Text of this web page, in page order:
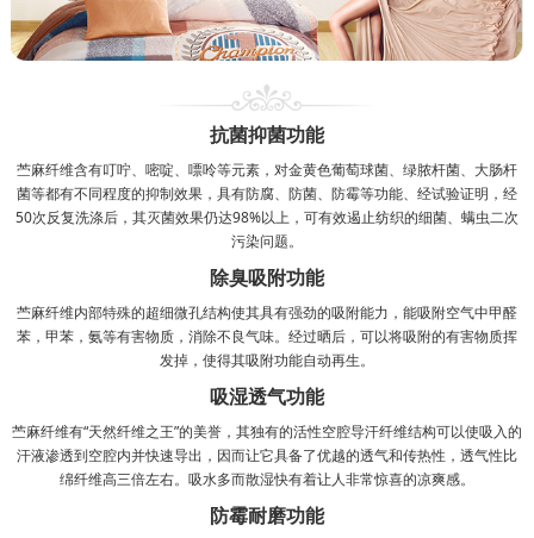
抗菌抑菌功能
苎麻纤维含有叮咛、嘧啶、嘌呤等元素，对金黄色葡萄球菌、绿脓杆菌、大肠杆
菌等都有不同程度的抑制效果，具有防腐、防菌、防霉等功能、经试验证明，经
50次反复洗涤后，其灭菌效果仍达98%以上，可有效遏止纺织的细菌、螨虫二次
污染问题。
除臭吸附功能
苎麻纤维内部特殊的超细微孔结构使其具有强劲的吸附能力，能吸附空气中甲醛
苯，甲苯，氨等有害物质，消除不良气味。经过晒后，可以将吸附的有害物质挥
发掉，使得其吸附功能自动再生。
吸湿透气功能
苎麻纤维有“天然纤维之王”的美誉，其独有的活性空腔导汗纤维结构可以使吸入的
汗液渗透到空腔内并快速导出，因而让它具备了优越的透气和传热性，透气性比
绵纤维高三倍左右。吸水多而散湿快有着让人非常惊喜的凉爽感。
防霉耐磨功能